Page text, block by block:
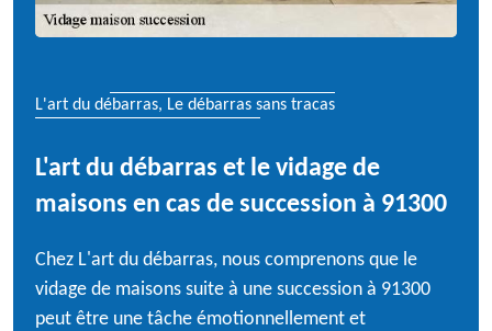
L'art du débarras, Le débarras sans tracas
L'art du débarras et le vidage de
maisons en cas de succession à 91300
Chez L'art du débarras, nous comprenons que le
vidage de maisons suite à une succession à 91300
peut être une tâche émotionnellement et